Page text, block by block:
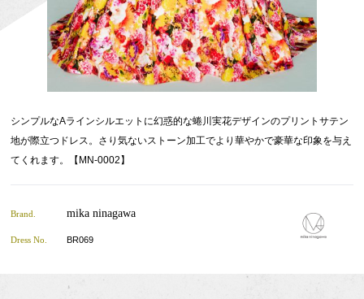
シンプルなAラインシルエットに幻惑的な蜷川実花デザインのプリントサテン
地が際立つドレス。さり気ないストーン加工でより華やかで豪華な印象を与え
てくれます。【MN-0002】
Brand. mika ninagawa
Dress No. BR069